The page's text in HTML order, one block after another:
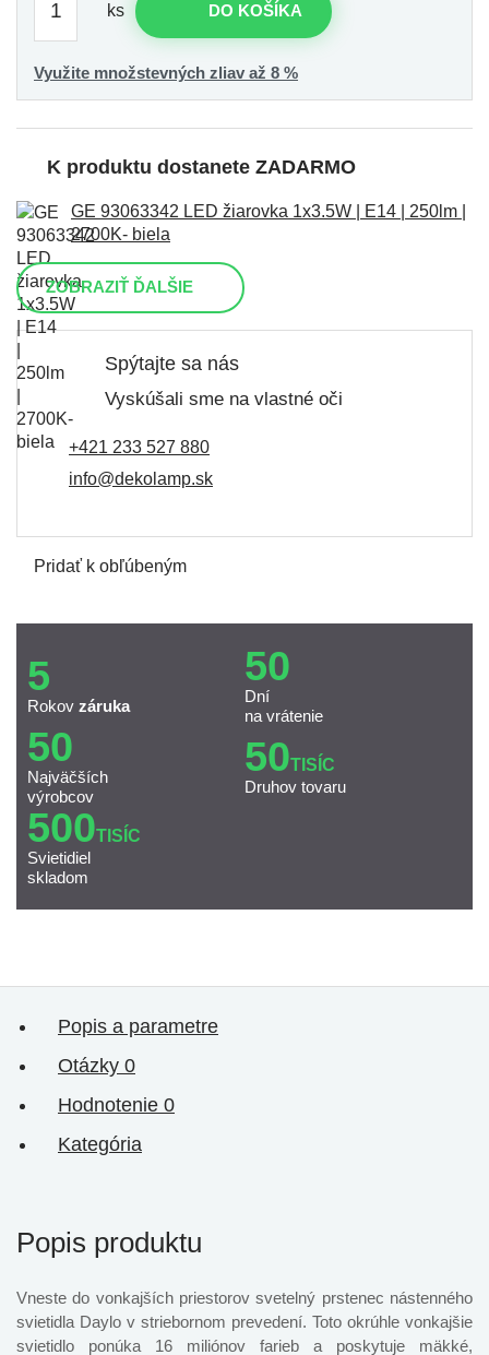
ks DO KOŠÍKA
Využite množstevných zliav až 8 %
K produktu dostanete ZADARMO
GE 93063342 LED žiarovka 1x3.5W | E14 | 250lm |
2700K- biela
ZOBRAZIŤ ĎALŠIE
Spýtajte sa nás
Vyskúšali sme na vlastné oči
+421 233 527 880
info@dekolamp.sk
Pridať k obľúbeným
5
Rokov záruka
50
Dní
na vrátenie
50
Najväčších
výrobcov
50TISÍC
Druhov tovaru
500TISÍC
Svietidiel
skladom
Popis a parametre
Otázky 0
Hodnotenie 0
Kategória
Popis produktu
Vneste do vonkajších priestorov svetelný prstenec nástenného
svietidla Daylo v striebornom prevedení. Toto okrúhle vonkajšie
svietidlo ponúka 16 miliónov farieb a poskytuje mäkké,